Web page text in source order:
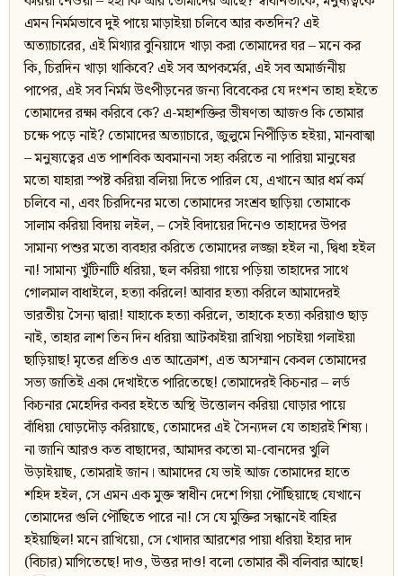
এমন নির্মমভাবে দুই পায়ে মাড়াইয়া চলিবে আর কতদিন? এই
অত্যাচারের, এই মিথ্যার বুনিয়াদে খাড়া করা তোমাদের ঘর – মনে কর
কি, চিরদিন খাড়া থাকিবে? এই সব অপকর্মের, এই সব অমার্জনীয়
পাপের, এই সব নির্মম উৎপীড়নের জন্য বিবেকের যে দংশন তাহা হইতে
তোমাদের রক্ষা করিবে কে? এ-মহাশক্তির ভীষণতা আজও কি তোমার
চক্ষে পড়ে নাই? তোমাদের অত্যাচারে, জুলুমে নিপীড়িত হইয়া, মানবাত্মা
– মনুষ্যত্বের এত পাশবিক অবমাননা সহ্য করিতে না পারিয়া মানুষের
মতো যাহারা স্পষ্ট করিয়া বলিয়া দিতে পারিল যে, এখানে আর ধর্ম কর্ম
চলিবে না, এবং চিরদিনের মতো তোমাদের সংশ্রব ছাড়িয়া তোমাকে
সালাম করিয়া বিদায় লইল, – সেই বিদায়ের দিনেও তাহাদের উপর
সামান্য পশুর মতো ব্যবহার করিতে তোমাদের লজ্জা হইল না, দ্বিধা হইল
না! সামান্য খুঁটিনাটি ধরিয়া, ছল করিয়া গায়ে পড়িয়া তাহাদের সাথে
গোলমাল বাধাইলে, হত্যা করিলে! আবার হত্যা করিলে আমাদেরই
ভারতীয় সৈন্য দ্বারা! যাহাকে হত্যা করিলে, তাহাকে হত্যা করিয়াও ছাড়
নাই, তাহার লাশ তিন দিন ধরিয়া আটকাইয়া রাখিয়া পচাইয়া গলাইয়া
ছাড়িয়াছ! মৃতের প্রতিও এত আক্রোশ, এত অসম্মান কেবল তোমাদের
সভ্য জাতিই একা দেখাইতে পারিতেছে! তোমাদেরই কিচনার – লর্ড
কিচনার মেহেদির কবর হইতে অস্থি উত্তোলন করিয়া ঘোড়ার পায়ে
বাঁধিয়া ঘোড়দৌড় করিয়াছে, তোমাদের এই সৈন্যদল যে তাহারই শিষ্য।
না জানি আরও কত বাছাদের, আমাদর কতো মা-বোনদের খুলি
উড়াইয়াছ, তোমরাই জান। আমাদের যে ভাই আজ তোমাদের হাতে
শহিদ হইল, সে এমন এক মুক্ত স্বাধীন দেশে গিয়া পৌঁছিয়াছে যেখানে
তোমাদের গুলি পৌঁছিতে পারে না! সে যে মুক্তির সন্ধানেই বাহির
হইয়াছিল! মনে রাখিয়ো, সে খোদার আরশের পায়া ধরিয়া ইহার দাদ
(বিচার) মাগিতেছে! দাও, উত্তর দাও! বলো তোমার কী বলিবার আছে!